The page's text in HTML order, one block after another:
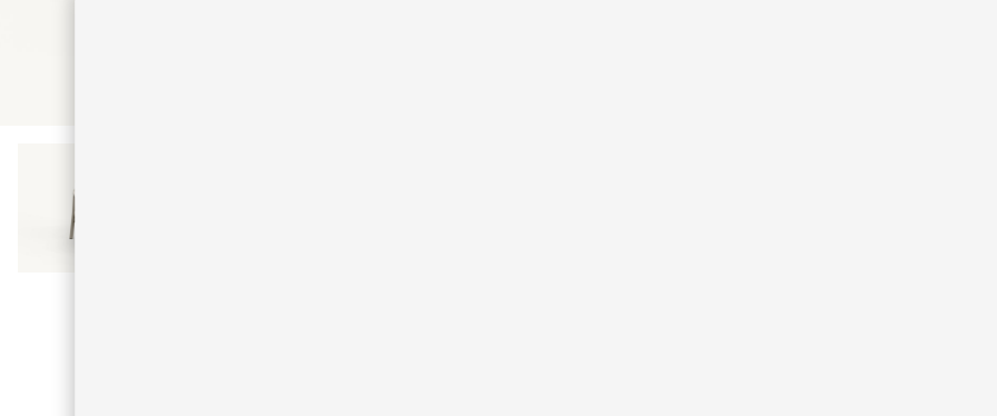
• Estructura
• La cuerda
de poliéster y
• Otros artículos